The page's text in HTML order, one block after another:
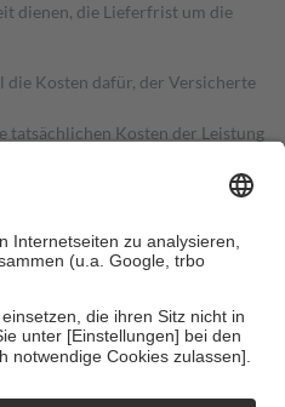
dienen, die Lieferfrist um die
Kosten dafür, der Versicherte
tatsächlichen Kosten der Leistung